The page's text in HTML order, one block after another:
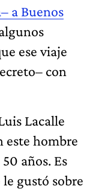
a Buenos
ese viaje
con
Lacalle
este hombre
años. Es
gustó sobre